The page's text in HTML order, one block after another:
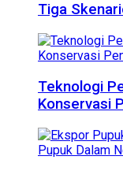
Tiga
Teknologi
Konservasi